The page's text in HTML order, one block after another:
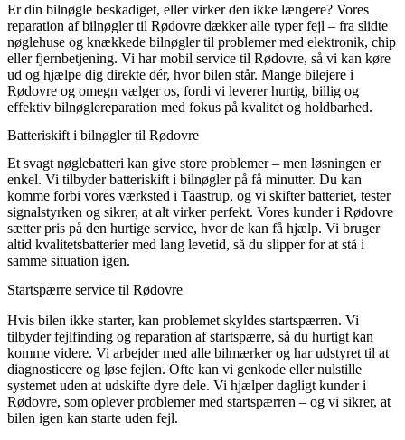
Er din bilnøgle beskadiget, eller virker den ikke længere? Vores
reparation af bilnøgler til Rødovre dækker alle typer fejl – fra slidte
nøglehuse og knækkede bilnøgler til problemer med elektronik, chip
eller fjernbetjening. Vi har mobil service til Rødovre, så vi kan køre
ud og hjælpe dig direkte dér, hvor bilen står. Mange bilejere i
Rødovre og omegn vælger os, fordi vi leverer hurtig, billig og
effektiv bilnøglereparation med fokus på kvalitet og holdbarhed.
Batteriskift i bilnøgler til Rødovre
Et svagt nøglebatteri kan give store problemer – men løsningen er
enkel. Vi tilbyder batteriskift i bilnøgler på få minutter. Du kan
komme forbi vores værksted i Taastrup, og vi skifter batteriet, tester
signalstyrken og sikrer, at alt virker perfekt. Vores kunder i Rødovre
sætter pris på den hurtige service, hvor de kan få hjælp. Vi bruger
altid kvalitetsbatterier med lang levetid, så du slipper for at stå i
samme situation igen.
Startspærre service til Rødovre
Hvis bilen ikke starter, kan problemet skyldes startspærren. Vi
tilbyder fejlfinding og reparation af startspærre, så du hurtigt kan
komme videre. Vi arbejder med alle bilmærker og har udstyret til at
diagnosticere og løse fejlen. Ofte kan vi genkode eller nulstille
systemet uden at udskifte dyre dele. Vi hjælper dagligt kunder i
Rødovre, som oplever problemer med startspærren – og vi sikrer, at
bilen igen kan starte uden fejl.